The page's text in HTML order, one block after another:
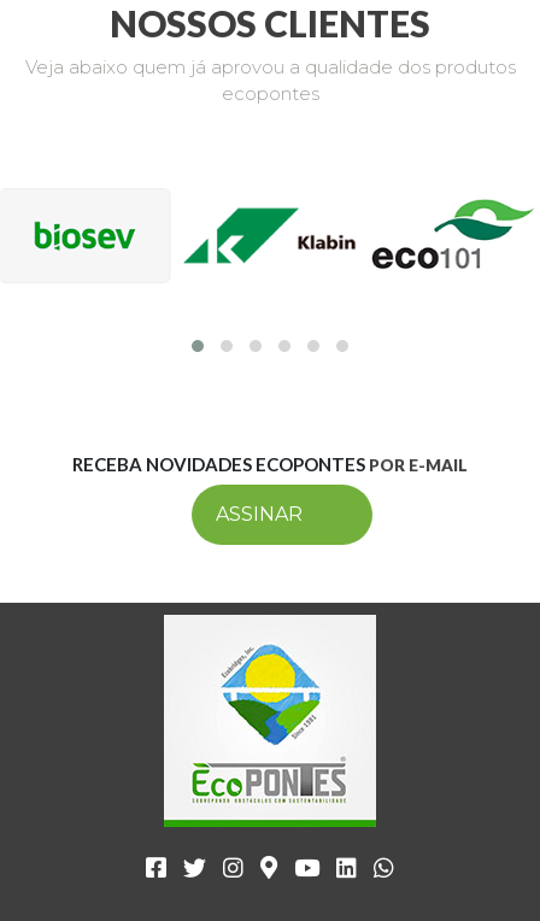
NOSSOS CLIENTES
Veja abaixo quem já aprovou a qualidade dos produtos
ecopontes
RECEBA NOVIDADES ECOPONTES POR E-MAIL
ASSINAR